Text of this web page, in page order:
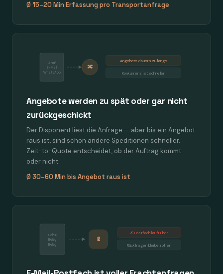
Ø 15–20 Min Erfassung pro Transportanfrage
Anruf
E-Mail
WhatsApp
🔀
Angebote dauern zu lange
Konkurrenz ist schneller
Angebote werden zu spät oder gar nicht
zurückgeschickt
Der Disponent liest die Anfrage — aber bis ein Angebot
raus ist, sind schon andere Speditionen schneller.
Zeit-to-Quote entscheidet, ob der Auftrag kommt
oder nicht.
Ø 30–60 Min bis Angebot raus ist
Beleg
Beleg
Beleg
📄
✗ Postfach läuft über
Rückfragen bleiben offen